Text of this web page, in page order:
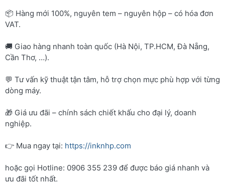
📦 Hàng mới 100%, nguyên tem – nguyên hộp – có hóa đơn
VAT.
🚚 Giao hàng nhanh toàn quốc (Hà Nội, TP.HCM, Đà Nẵng,
Cần Thơ, …).
💬 Tư vấn kỹ thuật tận tâm, hỗ trợ chọn mực phù hợp với từng
dòng máy.
🎁 Giá ưu đãi – chính sách chiết khấu cho đại lý, doanh
nghiệp.
👉 Mua ngay tại: https://inknhp.com
hoặc gọi Hotline: 0906 355 239 để được báo giá nhanh và
ưu đãi tốt nhất.